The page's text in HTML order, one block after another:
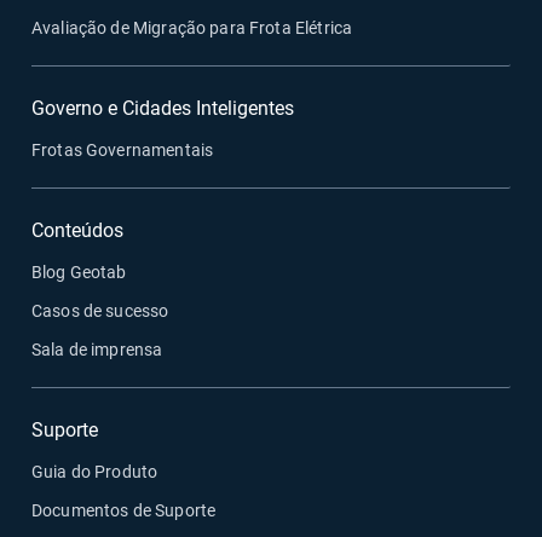
Avaliação de Migração para Frota Elétrica
Governo e Cidades Inteligentes
Frotas Governamentais
Conteúdos
Blog Geotab
Casos de sucesso
Sala de imprensa
Suporte
Guia do Produto
Documentos de Suporte